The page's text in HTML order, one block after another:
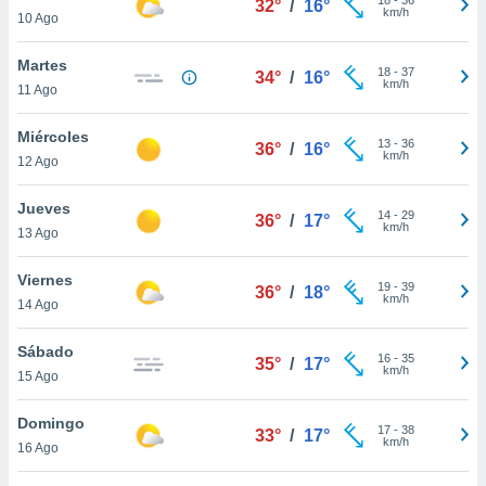
más
nuestra
y
de
disponible
cookies
aceptar
10 Ago
32° / 16°
km/h
Martes
11 Ago
34° / 16° 18- 37
km/h
Miércoles
12 Ago
36° / 16° 13- 36
km/h
Jueves
13 Ago
36° / 17° 14- 29
km/h
Viernes
14 Ago
36° / 18° 19- 39
km/h
Sábado
15 Ago
35° / 17° 16- 35
km/h
Domingo
16 Ago
33° / 17° 17- 38
km/h